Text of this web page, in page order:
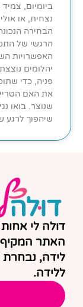
ביומיום,
נצחית, או
הבחירה
הרגשי של
האפשרויות
יהלומים
פניה, כדי
את האם
שנוצר. בואו
שיהפוך לרגע
דולה לי
האתר המקיף
לידה, נבחרת
ללידה.